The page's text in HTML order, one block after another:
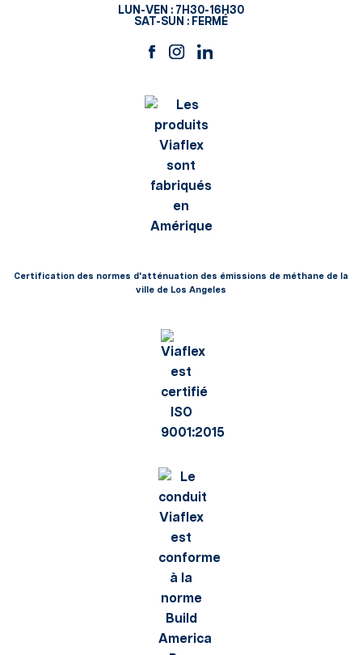
LUN-VEN : 7H30-16H30
SAT-SUN : FERMÉ
Certification des normes d'atténuation des émissions de méthane de la
ville de Los Angeles